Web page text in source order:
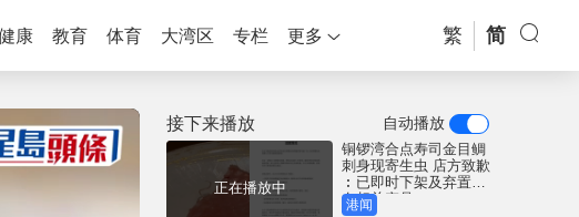
康 教育 体育 大湾区 专栏 更多 繁 简
接下来播放 自动播放
正在播放中
铜锣湾合点寿司金目鲷
刺身现寄生虫 店方致歉
︰已即时下架及弃置所
有相关产品
港闻